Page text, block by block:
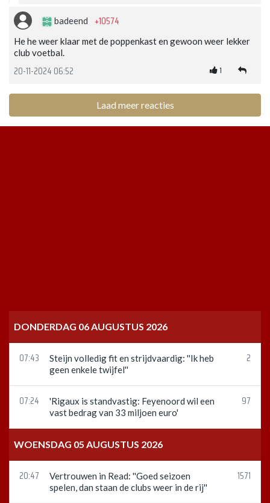
badeend +10574
He he weer klaar met de poppenkast en gewoon weer lekker
club voetbal.
20-11-2024 06:52 1
Laad meer reacties
DONDERDAG 06 AUGUSTUS 2026
07:43
Steijn volledig fit en strijdvaardig: ''Ik heb
geen enkele twijfel''
2
07:24
'Rigaux is standvastig: Feyenoord wil een
vast bedrag van 33 miljoen euro'
97
WOENSDAG 05 AUGUSTUS 2026
20:47
Vertrouwen in Read: ''Goed seizoen
spelen, dan staan de clubs weer in de rij''
1571